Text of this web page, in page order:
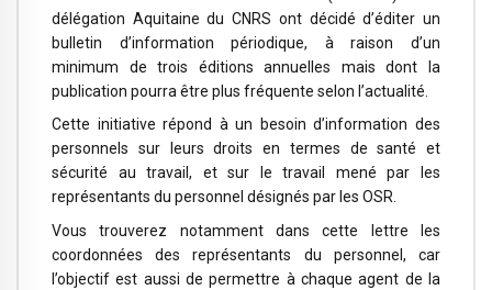
délégation Aquitaine du CNRS ont décidé d’éditer un
bulletin d’information périodique, à raison d’un
minimum de trois éditions annuelles mais dont la
publication pourra être plus fréquente selon l’actualité.
Cette initiative répond à un besoin d’information des
personnels sur leurs droits en termes de santé et
sécurité au travail, et sur le travail mené par les
représentants du personnel désignés par les OSR.
Vous trouverez notamment dans cette lettre les
coordonnées des représentants du personnel, car
l’objectif est aussi de permettre à chaque agent de la